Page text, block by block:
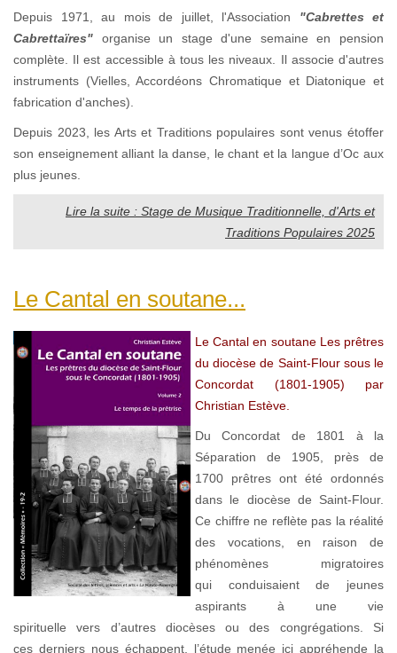
Depuis 1971, au mois de juillet, l'Association "Cabrettes et
Cabrettaïres" organise un stage d'une semaine en pension
complète. Il est accessible à tous les niveaux. Il associe d'autres
instruments (Vielles, Accordéons Chromatique et Diatonique et
fabrication d'anches).
Depuis 2023, les Arts et Traditions populaires sont venus étoffer
son enseignement alliant la danse, le chant et la langue d’Oc aux
plus jeunes.
Lire la suite : Stage de Musique Traditionnelle, d'Arts et
Traditions Populaires 2025
Le Cantal en soutane...
Le Cantal en soutane Les prêtres
du diocèse de Saint-Flour sous le
Concordat (1801-1905) par
Christian Estève.
Du Concordat de 1801 à la
Séparation de 1905, près de
1700 prêtres ont été ordonnés
dans le diocèse de Saint-Flour.
Ce chiffre ne reflète pas la réalité
des vocations, en raison de
phénomènes migratoires
qui conduisaient de jeunes
aspirants à une vie
spirituelle vers d’autres diocèses ou des congrégations. Si
ces derniers nous échappent, l’étude menée ici appréhende la